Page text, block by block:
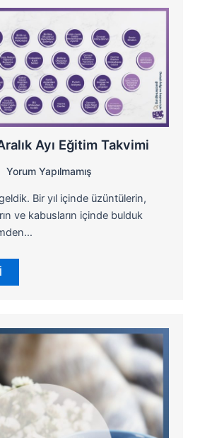
Ayı Eğitim Takvimi
Yorum Yapılmamış
Bir yıl içinde üzüntülerin,
ve kabusların içinde bulduk